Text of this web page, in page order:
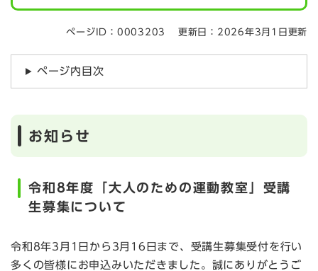
ページID：0003203 更新日：2026年3月1日更新
ページ内目次
お知らせ
令和8年度「大人のための運動教室」受講
生募集について
令和8年3月1日から3月16日まで、受講生募集受付を行い
多くの皆様にお申込みいただきました。誠にありがとうご